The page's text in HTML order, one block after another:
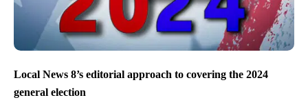
Local News 8’s editorial approach to covering the 2024
general election